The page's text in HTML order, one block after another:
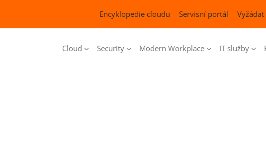
Encyklopedie cloudu Servisní portál
Cloud Security Modern Workplace IT služby